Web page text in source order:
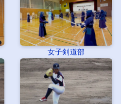
女子剣道部